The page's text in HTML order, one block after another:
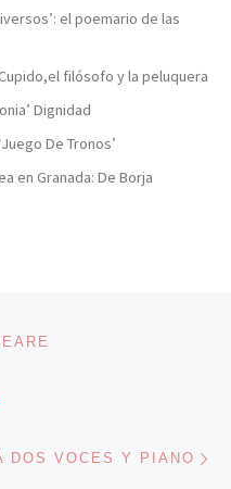
el poemario de las
filósofo y la peluquera
Dignidad
De Tronos’
en Granada: De Borja
DOS VOCES Y PIANO